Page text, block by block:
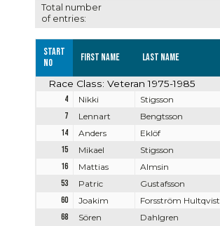
Total number
of entries:
Start
no
First name Last name
Race Class: Veteran 1975-1985
4 Nikki Stigsson
7
Lennart Bengtsson
14
Anders Eklöf
15
Mikael Stigsson
16
Mattias Almsin
53
Patric Gustafsson
60
Joakim Forsström Hultqvist
68
Sören Dahlgren